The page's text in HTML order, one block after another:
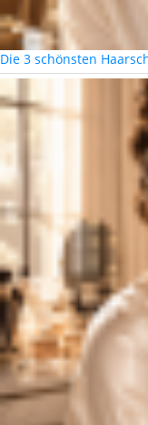
Die 3 schönsten